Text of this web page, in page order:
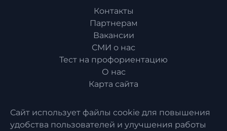
Контакты
Партнерам
Вакансии
СМИ о нас
Тест на профориентацию
О нас
Карта сайта
Сайт использует файлы cookie для повышения
удобства пользователей и улучшения работы